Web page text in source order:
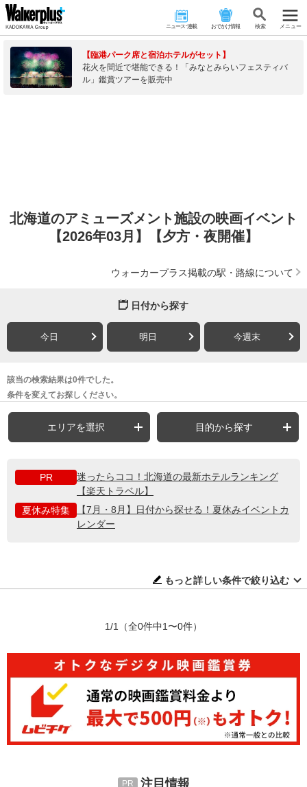
ニュース･連載 おでかけ情報 検 索 メニュー
【臨港パーク席と宿泊ホテルがセット】
花火を間近で堪能できる！「みなとみらいフェスティバ
ル」鑑賞ツアーを販売中
北海道のアミューズメント施設の映画イベント
【2026年03月】【夕方・夜開催】
ウォーカープラス掲載の駅・路線について
日付から探す
今日 明日 今週末
該当の検索結果は0件でした。
条件を変えてお探しください。
エリアを選択 目的から探す
PR
迷ったらココ！北海道の最新ホテルランキング
【楽天トラベル】
夏休み特集
【7月・8月】日付から探せる！夏休みイベントカ
レンダー
もっと詳しい条件で絞り込む
1/1 （全0件中1〜0件）
注目情報